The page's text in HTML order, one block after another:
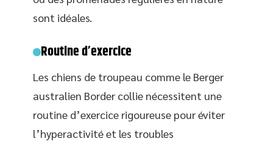
sont idéales.
Routine d’exercice
Les chiens de troupeau comme le Berger
australien Border collie nécessitent une
routine d’exercice rigoureuse pour éviter
l’hyperactivité et les troubles